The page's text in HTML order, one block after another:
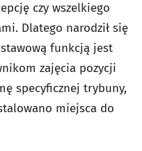
czy wszelkiego
Dlatego narodził się
funkcją jest
zajęcia pozycji
specyficznej trybuny,
miejsca do